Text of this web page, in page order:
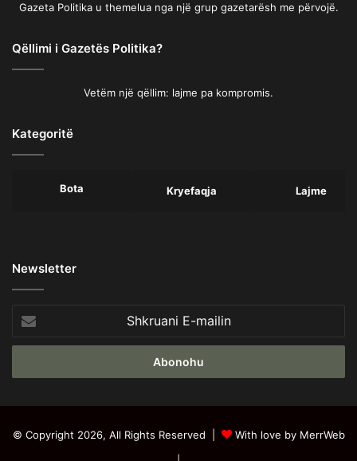
Gazeta Politika u themelua nga një grup gazetarësh me përvojë.
Qëllimi i Gazetës Politika?
Vetëm një qëllim: lajme pa kompromis.
Kategoritë
Bota Kryefaqja Lajme
Newsletter
E-
mailin
© Copyright 2026, All Rights Reserved |
With love by MerrWeb